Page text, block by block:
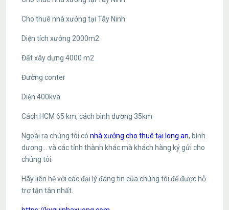
Cho thuê nhà xưởng tại Tây Ninh
Diện tích xưởng 2000m2
Đất xây dựng 4000 m2
Đường conter
Diện 400kva
Cách HCM 65 km, cách bình dương 35km
Ngoài ra chúng tôi có nhà xưởng cho thuê tại long an, bình
dương… và các tỉnh thành khác mà khách hàng ký gửi cho
chúng tôi.
Hãy liên hệ với các đại lý đáng tin của chúng tôi để được hỗ
trợ tận tân nhất.